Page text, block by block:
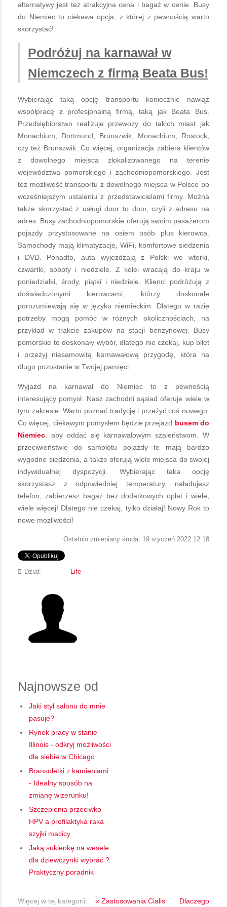
alternatywy jest też atrakcyjna cena i bagaż w cenie. Busy
do Niemiec to ciekawa opcja, z której z pewnością warto
skorzystać!
Podróżuj na karnawał w
Niemczech z firmą Beata Bus!
Wybierając taką opcję transportu koniecznie nawiąż
współpracę z profesjonalną firmą, taką jak Beata Bus.
Przedsiębiorstwo realizuje przewozy do takich miast jak
Monachium, Dortmund, Brunszwik, Monachium, Rostock,
czy też Brunszwik. Co więcej, organizacja zabiera klientów
z dowolnego miejsca zlokalizowanego na terenie
województwa pomorskiego i zachodniopomorskiego. Jest
też możliwość transportu z dowolnego miejsca w Polsce po
wcześniejszym ustaleniu z przedstawicielami firmy. Można
także skorzystać z usługi door to door, czyli z adresu na
adres. Busy zachodniopomorskie oferują swoim pasażerom
pojazdy przystosowane na osiem osób plus kierowca.
Samochody mają klimatyzacje, WiFi, komfortowe siedzenia
i DVD. Ponadto, auta wyjeżdżają z Polski we wtorki,
czwartki, soboty i niedziele. Z kolei wracają do kraju w
poniedziałki, środy, piątki i niedziele. Klienci podróżują z
doświadczonymi kierowcami, którzy doskonale
porozumiewają się w języku niemieckim. Dlatego w razie
potrzeby mogą pomóc w różnych okolicznościach, na
przykład w trakcie zakupów na stacji benzynowej. Busy
pomorskie to doskonały wybór, dlatego nie czekaj, kup bilet
i przeżyj niesamowitą karnawałową przygodę, która na
długo pozostanie w Twojej pamięci.
Wyjazd na karnawał do Niemiec to z pewnością
interesujący pomysł. Nasz zachodni sąsiad oferuje wiele w
tym zakresie. Warto poznać tradycję i przeżyć coś nowego.
Co więcej, ciekawym pomysłem będzie przejazd busem do
Niemiec, aby oddać się karnawałowym szaleństwom. W
przeciwieństwie do samolotu pojazdy te mają bardzo
wygodne siedzenia, a także oferują wiele miejsca do swojej
indywidualnej dyspozycji. Wybierając taka opcję
skorzystasz z odpowiedniej temperatury, naładujesz
telefon, zabierzesz bagaż bez dodatkowych opłat i wiele,
wiele więcej! Dlatego nie czekaj, tylko działaj! Nowy Rok to
nowe możliwości!
Ostatnio zmieniany środa, 19 styczeń 2022 12:18
Dział: Life
Najnowsze od
Jaki styl salonu do mnie
pasuje?
Rynek pracy w stanie
Illinois - odkryj możliwości
dla siebie w Chicago
Bransoletki z kamieniami
- Idealny sposób na
zmianę wizerunku!
Szczepienia przeciwko
HPV a profilaktyka raka
szyjki macicy
Jaką sukienkę na wesele
dla dziewczynki wybrać ?
Praktyczny poradnik
Więcej w tej kategorii: « Zastosowania Cialis
Dlaczego